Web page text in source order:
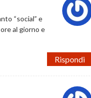
“social” e
al giorno e
Rispondi